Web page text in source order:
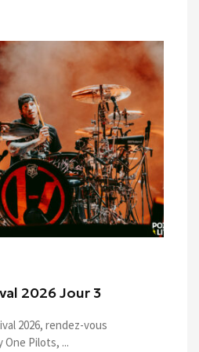
2026 Jour 3
2026, rendez-vous
One Pilots, ...